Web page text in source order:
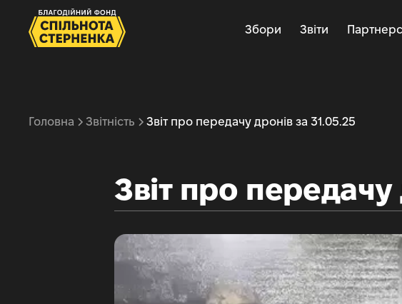
Збори Звіти
Головна Звітність Звіт про передачу дронів за 31.05.25
Звіт про передачу